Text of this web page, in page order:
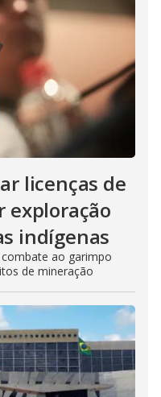
licenças de
exploração
indígenas
ao garimpo
de mineração